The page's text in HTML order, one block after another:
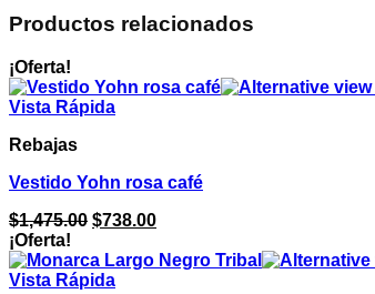
Productos relacionados
¡Oferta!
Vista Rápida
Rebajas
Vestido Yohn rosa café
$1,475.00 El
original
era:
$738.00El
actual
¡Oferta!
Vista Rápida